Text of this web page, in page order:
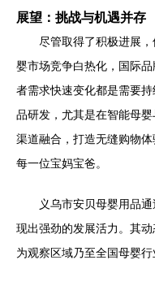
展望：挑战与机遇并存
尽管取得了积极进展
婴市场竞争白热化，国际
者需求快速变化都是需要
品研发，尤其是在智能母
渠道融合，打造无缝购物
每一位宝妈宝爸。
义乌市安贝母婴用品
现出强劲的发展活力。其
为观察区域乃至全国母婴